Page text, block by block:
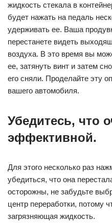
жидкость стекала в
будет нажать на педаль
удерживать ее. Ваша
перестанете видеть
воздуха. В это время вы
ее, затянуть винт и затем
его сняли. Проделайте эту
вашего автомобиля.
Убедитесь, что
эффективной.
Для этого несколько раз
убедиться, что она
осторожны, не забудьте
центр переработки, потому
загрязняющая жидкость.